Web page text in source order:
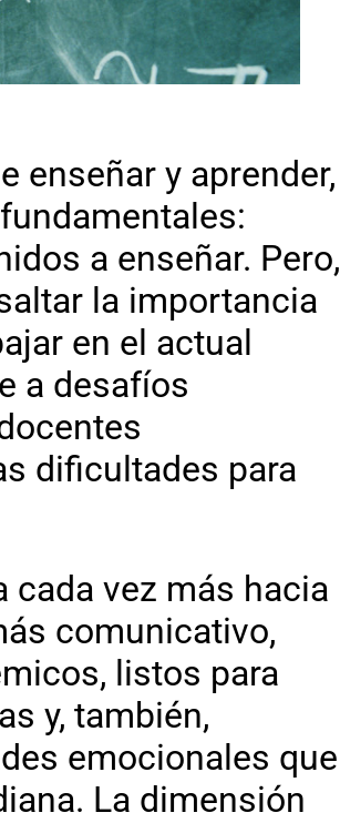
enseñar y aprender,
a enseñar. Pero,
la importancia
en el actual
a desafíos
dificultades para
cada vez más hacia
comunicativo,
listos para
y, también,
emocionales que
La dimensión